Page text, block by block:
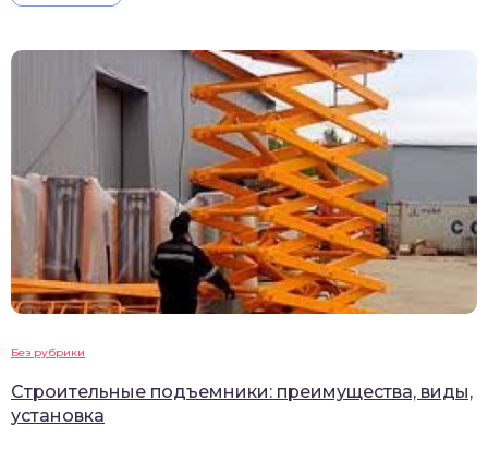
Без рубрики
Строительные подъемники: преимущества, виды,
установка